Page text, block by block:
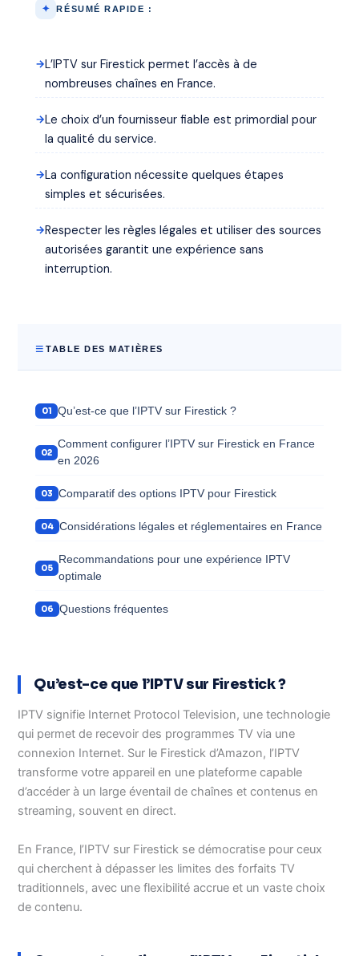
RÉSUMÉ RAPIDE :
L’IPTV sur Firestick permet l’accès à de
nombreuses chaînes en France.
Le choix d’un fournisseur fiable est primordial pour
la qualité du service.
La configuration nécessite quelques étapes
simples et sécurisées.
Respecter les règles légales et utiliser des sources
autorisées garantit une expérience sans
interruption.
TABLE DES MATIÈRES
Qu’est-ce que l’IPTV sur Firestick ?
Comment configurer l’IPTV sur Firestick en France
en 2026
Comparatif des options IPTV pour Firestick
Considérations légales et réglementaires en France
Recommandations pour une expérience IPTV
optimale
Questions fréquentes
Qu’est-ce que l’IPTV sur Firestick ?
IPTV signifie Internet Protocol Television, une technologie
qui permet de recevoir des programmes TV via une
connexion Internet. Sur le Firestick d’Amazon, l’IPTV
transforme votre appareil en une plateforme capable
d’accéder à un large éventail de chaînes et contenus en
streaming, souvent en direct.
En France, l’IPTV sur Firestick se démocratise pour ceux
qui cherchent à dépasser les limites des forfaits TV
traditionnels, avec une flexibilité accrue et un vaste choix
de contenu.